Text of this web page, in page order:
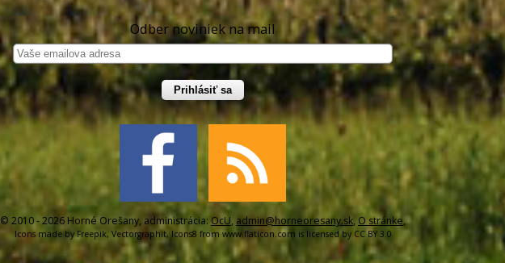
Odber noviniek na mail
Prihlásiť sa
© 2010 - 2026 Horné Orešany, administrácia: OcU, admin@horneoresany.sk, O stránke,
Icons made byFreepik, Vectorgraphit, Icons8 from www.flaticon.com is licensed by CC BY 3.0